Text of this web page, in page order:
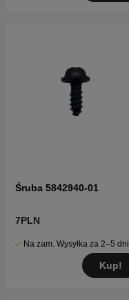
Śruba 5842940-01
7PLN
Na zam. Wysyłka za 2–5 dni
Kup!